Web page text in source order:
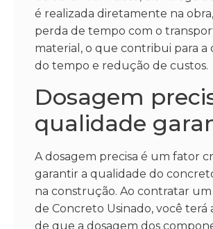
é realizada diretamente na
perda de tempo com o
material, o que contribui para a
do tempo e redução de custos.
Dosagem
qualidade
A dosagem precisa é um fator
garantir a qualidade do
na construção. Ao contratar um
de Concreto Usinado, você terá
de que a dosagem dos